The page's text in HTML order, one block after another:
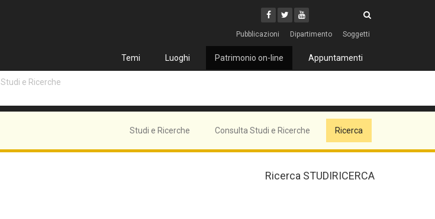
Facebook
Twitter
Youtube
Pubblicazioni Dipartimento Soggetti
Temi Luoghi Patrimonio on-line Appuntamenti
Studi e Ricerche
Studi e Ricerche Consulta Studi e Ricerche Ricerca
Ricerca STUDIRICERCA